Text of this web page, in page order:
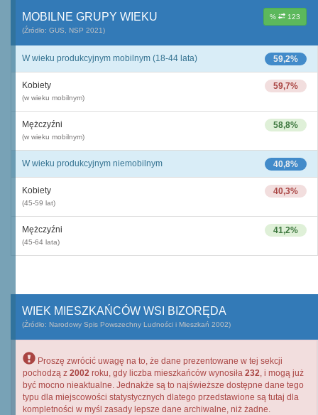
% 123
MOBILNE GRUPY WIEKU
(Źródło: GUS, NSP 2021)
59,2%
W wieku produkcyjnym mobilnym (18-44 lata)
59,7%
Kobiety
(w wieku mobilnym)
58,8%
Mężczyźni
(w wieku mobilnym)
40,8%
W wieku produkcyjnym niemobilnym
40,3%
Kobiety
(45-59 lat)
41,2%
Mężczyźni
(45-64 lata)
WIEK MIESZKAŃCÓW WSI BIZORĘDA
(Źródło: Narodowy Spis Powszechny Ludności i Mieszkań 2002)
Proszę zwrócić uwagę na to, że dane prezentowane w tej sekcji
pochodzą z 2002 roku, gdy liczba mieszkańców wynosiła 232, i mogą już
być mocno nieaktualne. Jednakże są to najświeższe dostępne dane tego
typu dla miejscowości statystycznych dlatego przedstawione są tutaj dla
kompletności w myśl zasady lepsze dane archiwalne, niż żadne.